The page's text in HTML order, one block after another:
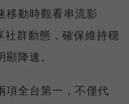
移動時觀看串流影
群動態，確保維持穩
降速。
項全台第一，不僅代